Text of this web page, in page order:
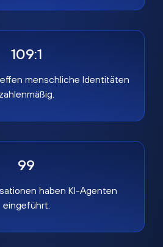
109:1
menschliche Identitäten
zahlenmäßig.
99
haben KI-Agenten
eingeführt.